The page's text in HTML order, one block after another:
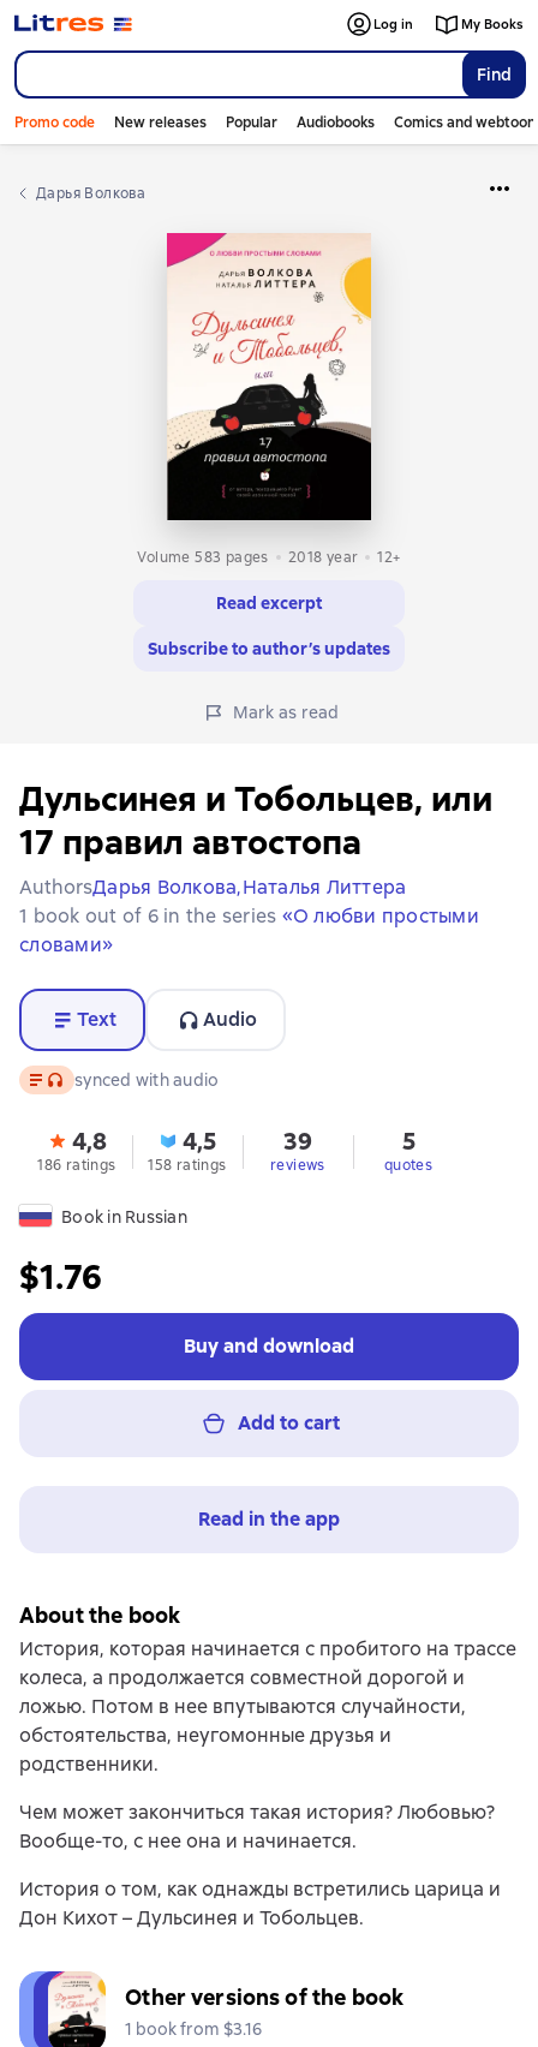
Find
Log in My Books
Promo code New releases Popular Audiobooks Comics and
Дарья Волкова
Volume 583 pages 2018 year 12+
Read excerpt
Subscribe to author’s updates
Mark as read
Дульсинея и Тобольцев, или
17 правил автостопа
AuthorsДарья Волкова,Наталья Литтера
1 book out of 6 in the series «О любви простыми
словами»
Text Audio
Text, audio format available
synced with audio
4,8
186 ratings
4,5
158 ratings
39
reviews
5
quotes
Book in Russian
$1.76
Buy and download
Add to cart
Read in the app
About the book
История, которая начинается с пробитого на трассе
колеса, а продолжается совместной дорогой и
ложью. Потом в нее впутываются случайности,
обстоятельства, неугомонные друзья и
родственники.
Чем может закончиться такая история? Любовью?
Вообще-то, с нее она и начинается.
История о том, как однажды встретились царица и
Дон Кихот – Дульсинея и Тобольцев.
Other versions of the book
1 book from $3.16